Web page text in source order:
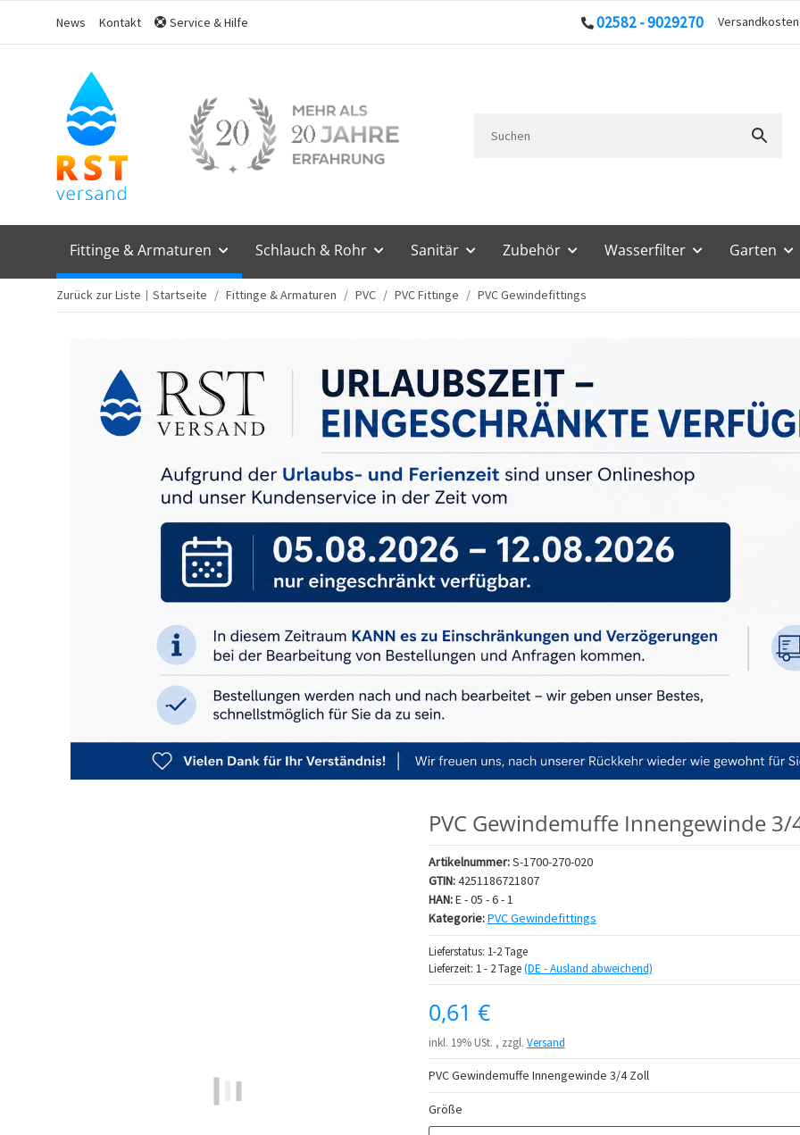
News Kontakt Service & Hilfe 02582 - 9029270
Fittinge & Armaturen Schlauch & Rohr Sanitär Zubehör Wasserfilter Garten
Zurück zur Liste Startseite Fittinge & Armaturen PVC PVC Fittinge PVC Gewindefittings
PVC Gewindemuffe Innengewinde 3/
Artikelnummer:S-1700-270-020
GTIN:4251186721807
HAN:E - 05 - 6 - 1
Kategorie:PVC Gewindefittings
Lieferstatus: 1-2 Tage
Lieferzeit: 1 - 2 Tage(DE - Ausland abweichend)
0,61 €
inkl. 19% USt. , zzgl. Versand
PVC Gewindemuffe Innengewinde 3/4 Zoll
Größe